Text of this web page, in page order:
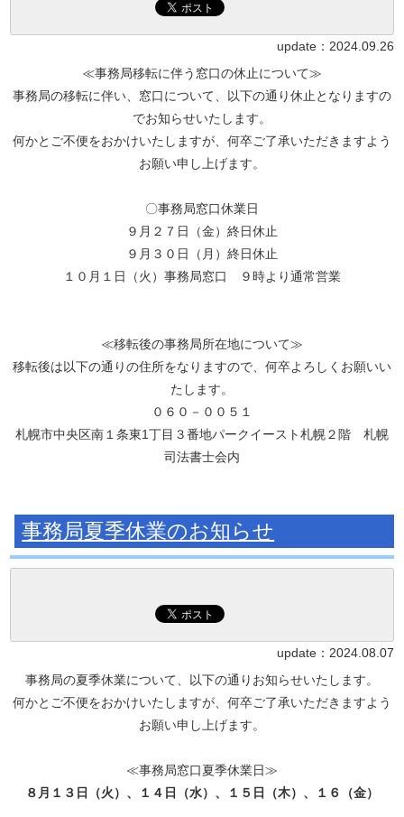
update： 2024.09.26
≪事務局移転に伴う窓口の休止について≫
事務局の移転に伴い、窓口について、以下の通り休止となりますの
でお知らせいたします。
何かとご不便をおかけいたしますが、何卒ご了承いただきますよう
お願い申し上げます。
〇事務局窓口休業日
９月２７日（金）終日休止
９月３０日（月）終日休止
１０月１日（火）事務局窓口 ９時より通常営業
≪移転後の事務局所在地について≫
移転後は以下の通りの住所をなりますので、何卒よろしくお願いい
たします。
０６０－００５１
札幌市中央区南１条東1丁目３番地パークイースト札幌２階 札幌
司法書士会内
事務局夏季休業のお知らせ
update： 2024.08.07
事務局の夏季休業について、以下の通りお知らせいたします。
何かとご不便をおかけいたしますが、何卒ご了承いただきますよう
お願い申し上げます。
≪事務局窓口夏季休業日≫
８月１３日（火）、１４日（水）、１５日（木）、１６（金）